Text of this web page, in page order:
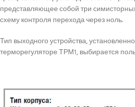
представляющее собой три
схему контроля перехода через ноль.
Тип выходного устройства,
терморегуляторе ТРМ1, выбирается